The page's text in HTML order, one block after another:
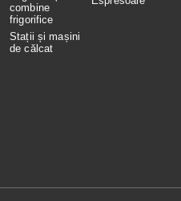
combine
frigorifice
Stații și mașini
de călcat